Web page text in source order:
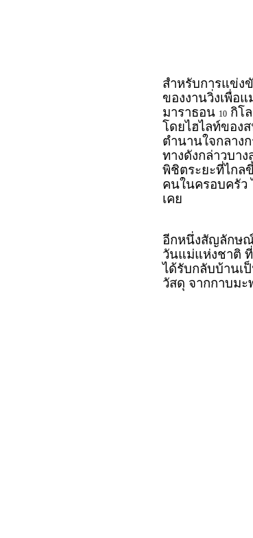
สำหรับการแข่ง
ของงานวิ่งเพื่อ
มาราธอน 10 กิโ
โดยไฮไลท์ของ
ตำนานใจกลาง
ทางดังกล่าวบา
พิชิตระยะที่ไกล
คนในครอบครัว
เคย
อีกหนึ่งสัญลักษ
วันแม่แห่งชาติ
ได้รับกลับบ้านเ
วัสดุ จากกาบมะ